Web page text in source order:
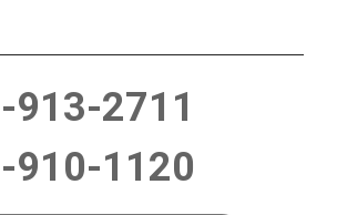
913-2711
910-1120